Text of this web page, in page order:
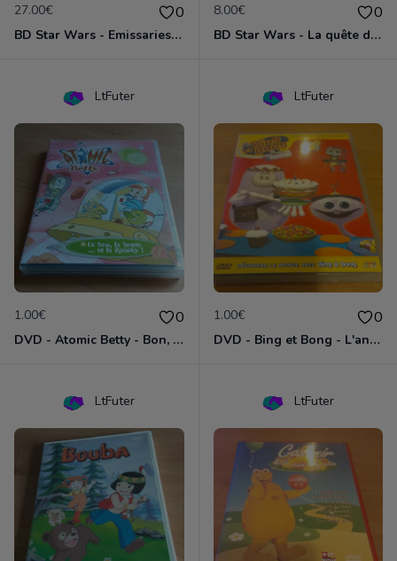
27.00€ 0
BD Star Wars - Emissaries to Malastare (VO)
8.00€ 0
BD Star Wars - La quête de Vador
LtFuter
1.00€ 0
DVD - Atomic Betty - Bon, brute et Sparky
LtFuter
1.00€ 0
DVD - Bing et Bong - L'anniversaire de Bong
LtFuter LtFuter